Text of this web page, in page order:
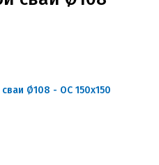
Ø108 - ОС 150x150